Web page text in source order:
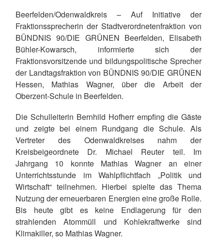
Beerfelden/Odenwaldkreis – Auf Initiative der
Fraktionssprecherin der Stadtverordnetenfraktion von
BÜNDNIS 90/DIE GRÜNEN Beerfelden, Elisabeth
Bühler-Kowarsch, informierte sich der
Fraktionsvorsitzende und bildungspolitische Sprecher
der Landtagsfraktion von BÜNDNIS 90/DIE GRÜNEN
Hessen, Mathias Wagner, über die Arbeit der
Oberzent-Schule in Beerfelden.
Die Schulleiterin Bernhild Hofherr empfing die Gäste
und zeigte bei einem Rundgang die Schule. Als
Vertreter des Odenwaldkreises nahm der
Kreisbeigeordnete Dr. Michael Reuter teil. Im
Jahrgang 10 konnte Mathias Wagner an einer
Unterrichtsstunde im Wahlpflichtfach „Politik und
Wirtschaft“ teilnehmen. Hierbei spielte das Thema
Nutzung der erneuerbaren Energien eine große Rolle.
Bis heute gibt es keine Endlagerung für den
strahlenden Atommüll und Kohlekraftwerke sind
Klimakiller, so Mathias Wagner.